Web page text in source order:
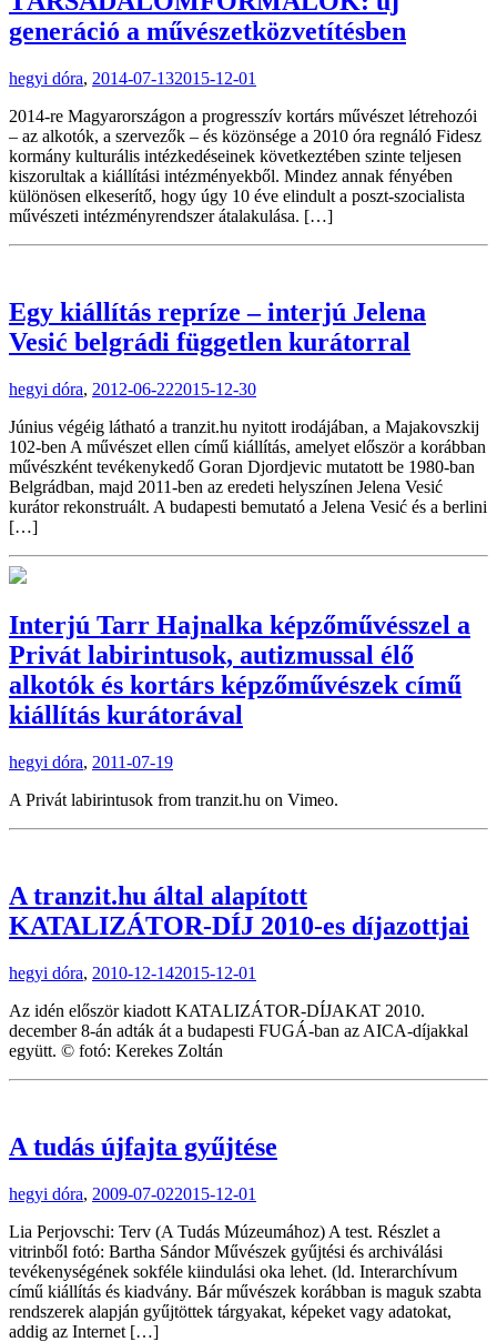
generáció a művészetközvetítésben
hegyi dóra, 2014-07-132015-12-01
2014-re Magyarországon a progresszív kortárs művészet létrehozói
– az alkotók, a szervezők – és közönsége a 2010 óra regnáló Fidesz
kormány kulturális intézkedéseinek következtében szinte teljesen
kiszorultak a kiállítási intézményekből. Mindez annak fényében
különösen elkeserítő, hogy úgy 10 éve elindult a poszt-szocialista
művészeti intézményrendszer átalakulása. […]
Egy kiállítás repríze – interjú Jelena
Vesić belgrádi független kurátorral
hegyi dóra, 2012-06-222015-12-30
Június végéig látható a tranzit.hu nyitott irodájában, a Majakovszkij
102-ben A művészet ellen című kiállítás, amelyet először a korábban
művészként tevékenykedő Goran Djordjevic mutatott be 1980-ban
Belgrádban, majd 2011-ben az eredeti helyszínen Jelena Vesić
kurátor rekonstruált. A budapesti bemutató a Jelena Vesić és a berlini
[…]
Interjú Tarr Hajnalka képzőművésszel a
Privát labirintusok, autizmussal élő
alkotók és kortárs képzőművészek című
kiállítás kurátorával
hegyi dóra, 2011-07-19
A Privát labirintusok from tranzit.hu on Vimeo.
A tranzit.hu által alapított
KATALIZÁTOR-DÍJ 2010-es díjazottjai
hegyi dóra, 2010-12-142015-12-01
Az idén először kiadott KATALIZÁTOR-DÍJAKAT 2010.
december 8-án adták át a budapesti FUGÁ-ban az AICA-díjakkal
együtt. © fotó: Kerekes Zoltán
A tudás újfajta gyűjtése
hegyi dóra, 2009-07-022015-12-01
Lia Perjovschi: Terv (A Tudás Múzeumához) A test. Részlet a
vitrinből fotó: Bartha Sándor Művészek gyűjtési és archiválási
tevékenységének sokféle kiindulási oka lehet. (ld. Interarchívum
című kiállítás és kiadvány. Bár művészek korábban is maguk szabta
rendszerek alapján gyűjtöttek tárgyakat, képeket vagy adatokat,
addig az Internet […]